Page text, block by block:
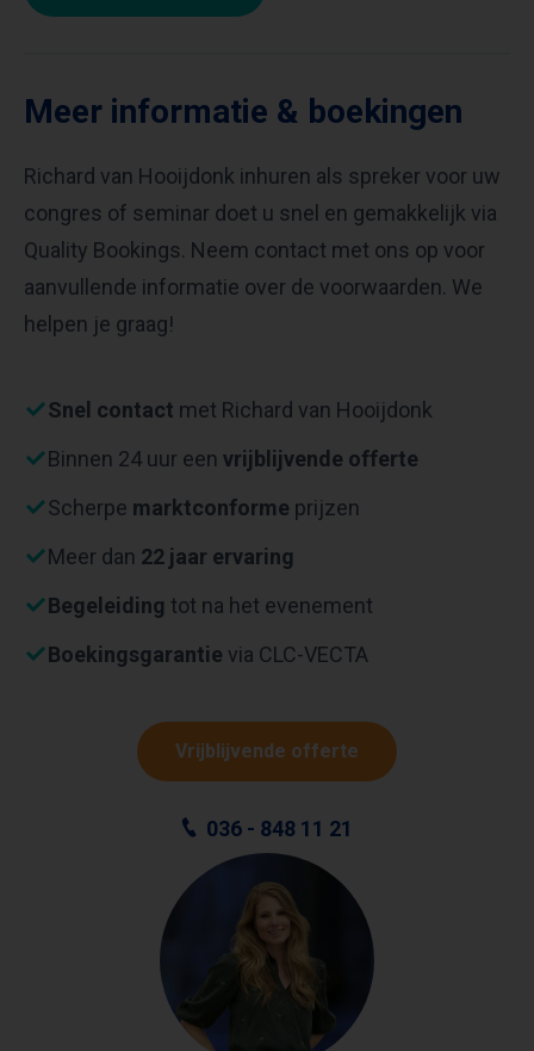
Meer informatie & boekingen
Richard van Hooijdonk inhuren als spreker voor uw
congres of seminar doet u snel en gemakkelijk via
Quality Bookings. Neem contact met ons op voor
aanvullende informatie over de voorwaarden. We
helpen je graag!
Snel contact met Richard van Hooijdonk
Binnen 24 uur een vrijblijvende offerte
Scherpe marktconforme prijzen
Meer dan 22 jaar ervaring
Begeleiding tot na het evenement
Boekingsgarantie via CLC-VECTA
Vrijblijvende offerte
036 - 848 11 21